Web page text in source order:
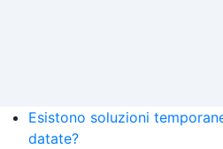
Esistono soluzioni
datate?